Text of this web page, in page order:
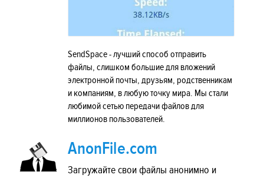
SendSpace - лучший способ отправить
файлы, слишком большие для вложений
электронной почты, друзьям, родственникам
и компаниям, в любую точку мира. Мы стали
любимой сетью передачи файлов для
миллионов пользователей.
AnonFile.com
Загружайте свои файлы анонимно и